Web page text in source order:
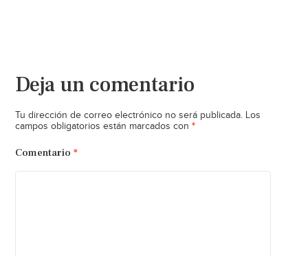
Deja un comentario
Tu dirección de correo electrónico no será publicada. Los
campos obligatorios están marcados con *
Comentario *